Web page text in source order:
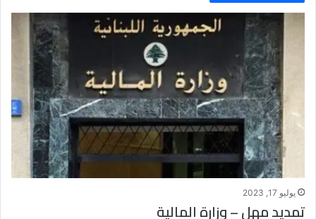
يوليو 17, 2023
تمديد مهل – وزارة المالية